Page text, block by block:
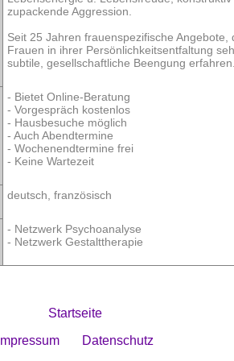
zupackende Aggression.
Seit 25 Jahren frauenspezifische Angebote,
Frauen in ihrer Persönlichkeitsentfaltung
subtile, gesellschaftliche Beengung erfahren.
- Bietet Online-Beratung
- Vorgespräch kostenlos
- Hausbesuche möglich
- Auch Abendtermine
- Wochenendtermine frei
- Keine Wartezeit
deutsch, französisch
- Netzwerk Psychoanalyse
- Netzwerk Gestalttherapie
Startseite
Impressum
Datenschutz